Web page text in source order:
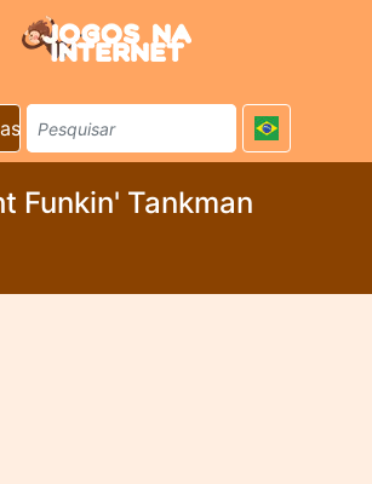
Funkin' Tankman